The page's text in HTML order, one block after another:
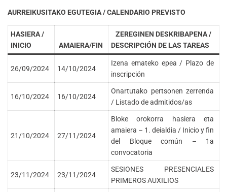
AURREIKUSITAKO EGUTEGIA / CALENDARIO PREVISTO
HASIERA /
INICIO
AMAIERA/FIN
ZEREGINEN DESKRIBAPENA /
DESCRIPCIÓN DE LAS TAREAS
26/09/2024 14/10/2024
Izena emateko epea / Plazo de
inscripción
16/10/2024 16/10/2024
Onartutako pertsonen zerrenda
/ Listado de admitidos/as
21/10/2024 27/11/2024
Bloke orokorra hasiera eta
amaiera – 1. deialdia / Inicio y fin
del Bloque común – 1a
convocatoria
23/11/2024 23/11/2024
SESIONES PRESENCIALES
PRIMEROS AUXILIOS